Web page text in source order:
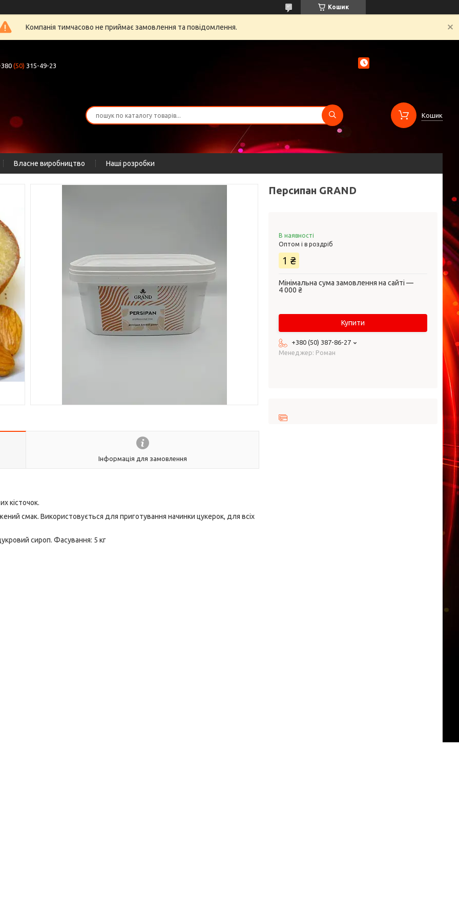
Кошик
Компанія тимчасово не приймає замовлення та повідомлення.
(50) 315-49-23
Кошик
Власне виробництво Наші розробки
Інформація для замовлення
кісточок.
смак. Використовується для приготування начинки цукерок, для всіх
сироп. Фасування: 5 кг
Персипан GRAND
В наявності
Оптом і в роздріб
1 ₴
Мінімальна сума замовлення на сайті —
4 000 ₴
Купити
+380 (50) 387-86-27
Менеджер: Роман